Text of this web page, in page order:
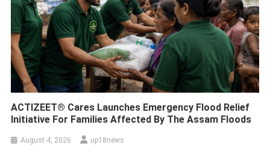
ACTIZEET® Cares Launches Emergency Flood Relief
Initiative For Families Affected By The Assam Floods
August 4, 2026 up18news